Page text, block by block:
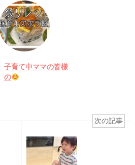
子育て中ママの皆様
の
次の記事